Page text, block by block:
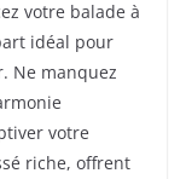
votre balade à
idéal pour
Ne manquez
votre
riche, offrent